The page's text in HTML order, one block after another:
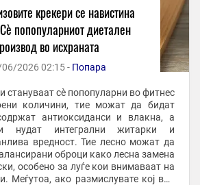
крекери се навистина
попопуларниот диетален
во исхраната
2026 02:15 - Попара
стануваат сè попопуларни во фитнес
количини, тие можат да бидат
антиоксиданси и влакна, а
нудат интегрални житарки и
вредност. Тие лесно можат да
оброци како лесна замена
особено за луѓе кои внимаваат на
Меѓутоа, ако размислувате кој вид